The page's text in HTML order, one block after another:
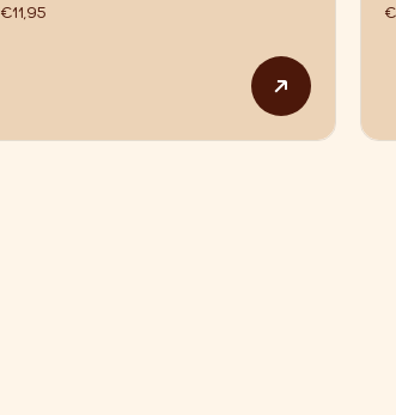
€11,95 €